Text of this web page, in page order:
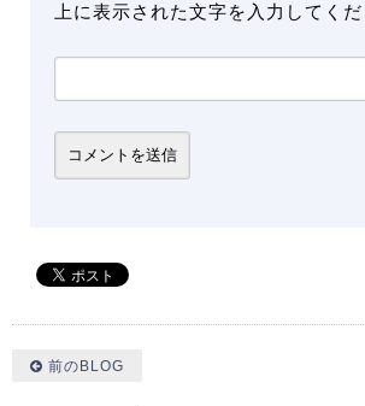
上に表示された文字を入力してくだ
前のBLOG